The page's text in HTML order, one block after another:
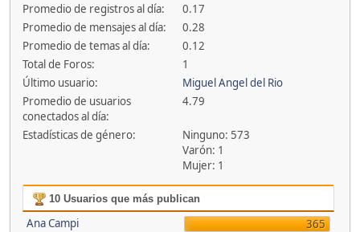
Promedio de registros al día:
0.17
Promedio de mensajes al día:
0.28
Promedio de temas al día:
0.12
Total de Foros:
1
Último usuario:
Miguel Angel del Rio
Promedio de usuarios
conectados al día:
4.79
Estadísticas de género:
Ninguno: 573
Varón: 1
Mujer: 1
10 Usuarios que más publican
Ana Campi
365